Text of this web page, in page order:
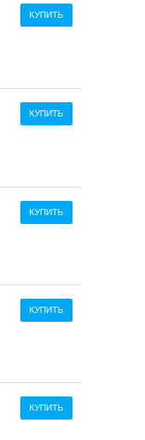
КУПИТЬ
КУПИТЬ
КУПИТЬ
КУПИТЬ
КУПИТЬ